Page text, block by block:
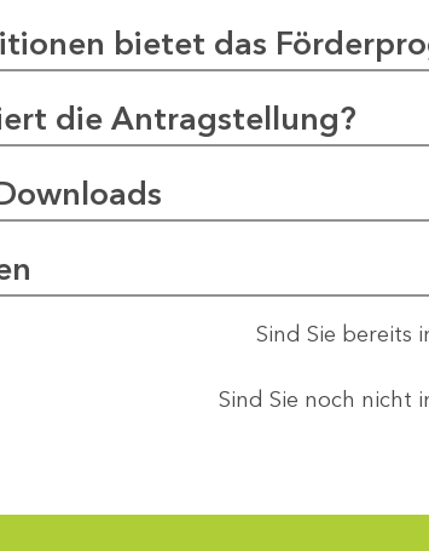
bietet das
die Antragstellung?
Sind Sie bereits
Sind Sie noch nicht